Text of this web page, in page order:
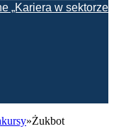
„Kariera w sektorze
»Żukbot